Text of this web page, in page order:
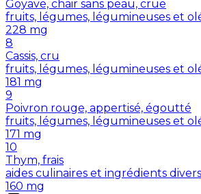
Goyave, chair sans peau, crue
fruits, légumes, légumineuses et
228 mg
8
Cassis, cru
fruits, légumes, légumineuses et
181 mg
9
Poivron rouge, appertisé, égoutté
fruits, légumes, légumineuses et
171 mg
10
Thym, frais
aides culinaires et ingrédients divers
160 mg